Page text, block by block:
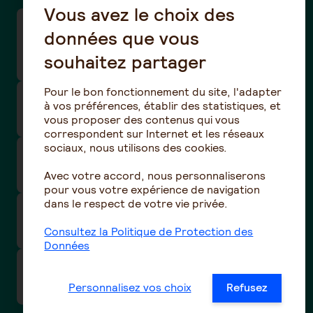
mensuels retraite complémentaire à
destination des entreprises ?
Je souhaite transmettre des documents pour
un dossier de retraite complémentaire ?
Cellule d'assistance à la connexion aux
espaces clients
Comment déclarer le décès d'un proche en
retraite complémentaire Agirc-Arrco ?
complémentaire Agirc-Arrco ?
Vous avez le choix des
données que vous
souhaitez partager
Pour le bon fonctionnement du site, l'adapter
à vos préférences, établir des statistiques, et
vous proposer des contenus qui vous
correspondent sur Internet et les réseaux
sociaux, nous utilisons des cookies.
Avec votre accord, nous personnaliserons
pour vous votre expérience de navigation
dans le respect de votre vie privée.
Consultez la Politique de Protection des
Données
Personnalisez vos choix Refusez